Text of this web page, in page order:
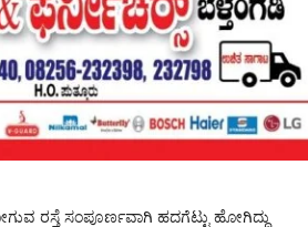
ರಸ್ತೆ ಸಂಪೂರ್ಣವಾಗಿ ಹದಗೆಟ್ಟು ಹೋಗಿದ್ದು